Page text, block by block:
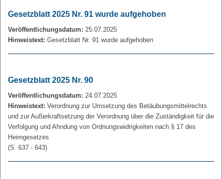
Gesetzblatt 2025 Nr. 91 wurde aufgehoben
Veröffentlichungsdatum: 25.07.2025
Hinweistext: Gesetzblatt Nr. 91 wurde aufgehoben
Gesetzblatt 2025 Nr. 90
Veröffentlichungsdatum: 24.07.2025
Hinweistext: Verordnung zur Umsetzung des Betäubungsmittelrechts
und zur Außerkraftsetzung der Verordnung über die Zuständigkeit für die
Verfolgung und Ahndung von Ordnungswidrigkeiten nach § 17 des
Heimgesetzes
(S. 637 - 643)